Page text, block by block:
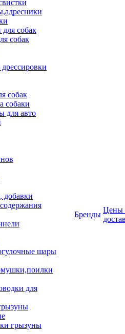
собак
собак
собак
собаки
для авто
шары
для
грызуны
Бренды
Цены